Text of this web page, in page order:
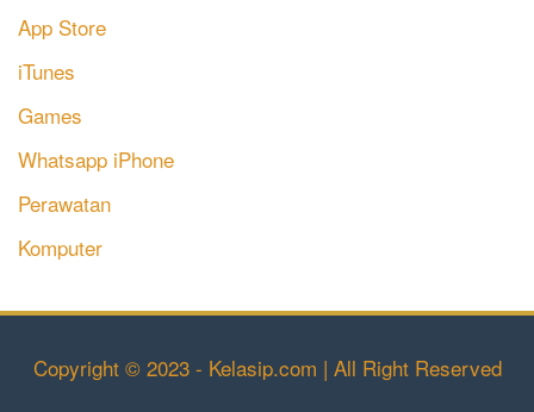
App Store
iTunes
Games
Whatsapp iPhone
Perawatan
Komputer
Copyright © 2023 - Kelasip.com | All Right Reserved